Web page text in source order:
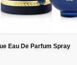
Eau De Parfum Spray